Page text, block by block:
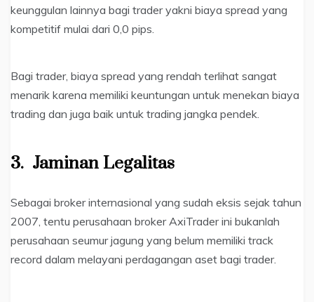
keunggulan lainnya bagi trader yakni biaya spread yang
kompetitif mulai dari 0,0 pips.
Bagi trader, biaya spread yang rendah terlihat sangat
menarik karena memiliki keuntungan untuk menekan biaya
trading dan juga baik untuk trading jangka pendek.
3. Jaminan Legalitas
Sebagai broker internasional yang sudah eksis sejak tahun
2007, tentu perusahaan broker AxiTrader ini bukanlah
perusahaan seumur jagung yang belum memiliki track
record dalam melayani perdagangan aset bagi trader.